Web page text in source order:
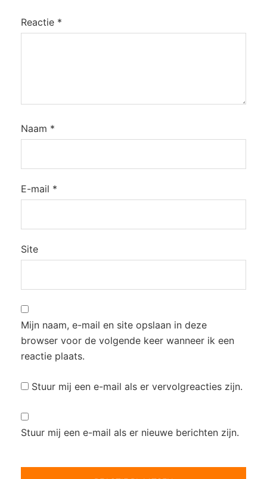
Reactie *
Naam *
E-mail *
Site
Mijn naam, e-mail en site opslaan in deze
browser voor de volgende keer wanneer ik een
reactie plaats.
Stuur mij een e-mail als er vervolgreacties zijn.
Stuur mij een e-mail als er nieuwe berichten zijn.